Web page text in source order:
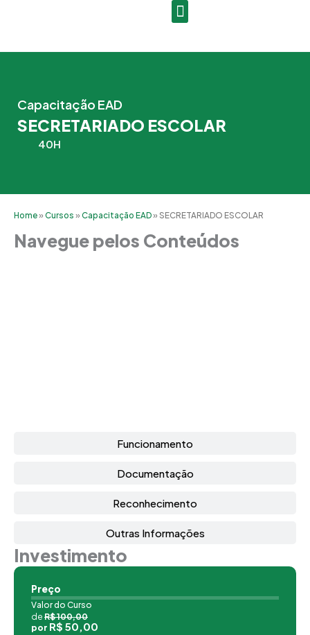
Capacitação EAD
SECRETARIADO ESCOLAR
40H
Home»Cursos »Capacitação EAD»SECRETARIADO ESCOLAR
Navegue pelos Conteúdos
Funcionamento
Documentação
Reconhecimento
Outras Informações
Investimento
Preço
Valor do Curso
de R$ 100,00
por R$ 50,00